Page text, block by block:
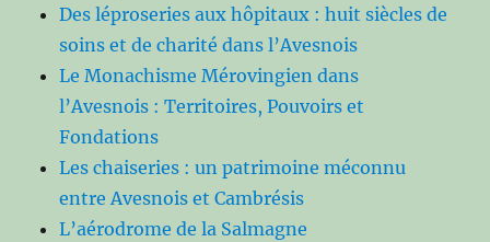
Des léproseries aux hôpitaux : huit siècles de
soins et de charité dans l’Avesnois
Le Monachisme Mérovingien dans
l’Avesnois : Territoires, Pouvoirs et
Fondations
Les chaiseries : un patrimoine méconnu
entre Avesnois et Cambrésis
L’aérodrome de la Salmagne